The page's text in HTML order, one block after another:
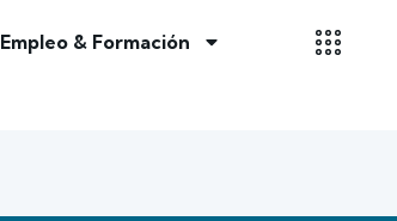
Empleo & Formación